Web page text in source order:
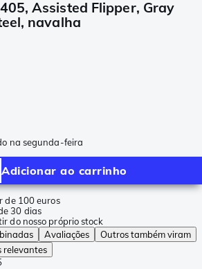
Assisted Flipper, Gray
navalha
na segunda-feira
Adicionar ao carrinho
de 100 euros
30 dias
do nosso próprio stock
Avaliações
Outros também viram
relevantes